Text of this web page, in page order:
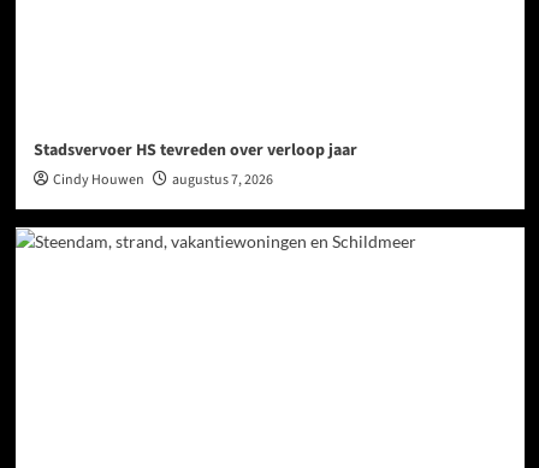
Stadsvervoer HS tevreden over verloop jaar
Cindy Houwen augustus 7, 2026